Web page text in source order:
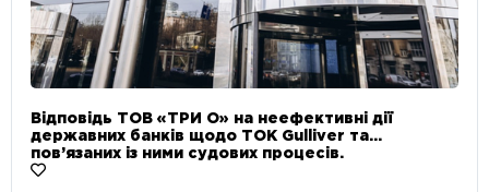
Відповідь ТОВ «ТРИ О» на неефективні дії
державних банків щодо ТОК Gulliver та
пов’язаних із ними судових процесів.